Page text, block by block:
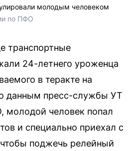
молодым человеком
по ПФО
транспортные
24-летнего уроженца
в теракте на
данным пресс-службы УТ
человек попал
и специально приехал с
поджечь релейный